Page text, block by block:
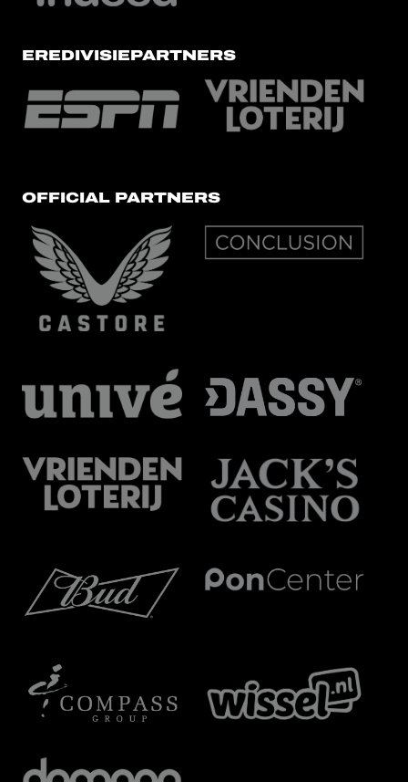
EREDIVISIEPARTNERS
OFFICIAL PARTNERS